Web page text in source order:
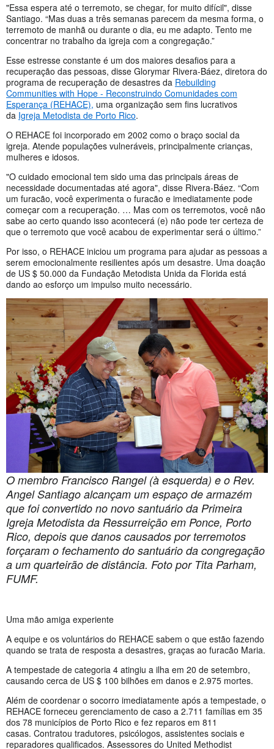
"Essa espera até o terremoto, se chegar, for muito difícil", disse
Santiago. “Mas duas a três semanas parecem da mesma forma, o
terremoto de manhã ou durante o dia, eu me adapto. Tento me
concentrar no trabalho da igreja com a congregação.”
Esse estresse constante é um dos maiores desafios para a
recuperação das pessoas, disse Glorymar Rivera-Báez, diretora do
programa de recuperação de desastres da Rebuilding
Communities with Hope - Reconstruindo Comunidades com
Esperança (REHACE), uma organização sem fins lucrativos
da Igreja Metodista de Porto Rico.
O REHACE foi incorporado em 2002 como o braço social da
igreja. Atende populações vulneráveis, principalmente crianças,
mulheres e idosos.
"O cuidado emocional tem sido uma das principais áreas de
necessidade documentadas até agora", disse Rivera-Báez. “Com
um furacão, você experimenta o furacão e imediatamente pode
começar com a recuperação. … Mas com os terremotos, você não
sabe ao certo quando isso acontecerá (e) não pode ter certeza de
que o terremoto que você acabou de experimentar será o último.”
Por isso, o REHACE iniciou um programa para ajudar as pessoas a
serem emocionalmente resilientes após um desastre. Uma doação
de US $ 50.000 da Fundação Metodista Unida da Florida está
dando ao esforço um impulso muito necessário.
O membro Francisco Rangel (à esquerda) e o Rev.
Angel Santiago alcançam um espaço de armazém
que foi convertido no novo santuário da Primeira
Igreja Metodista da Ressurreição em Ponce, Porto
Rico, depois que danos causados por terremotos
forçaram o fechamento do santuário da congregação
a um quarteirão de distância. Foto por Tita Parham,
FUMF.
Uma mão amiga experiente
A equipe e os voluntários do REHACE sabem o que estão fazendo
quando se trata de resposta a desastres, graças ao furacão Maria.
A tempestade de categoria 4 atingiu a ilha em 20 de setembro,
causando cerca de US $ 100 bilhões em danos e 2.975 mortes.
Além de coordenar o socorro imediatamente após a tempestade, o
REHACE forneceu gerenciamento de caso a 2.711 famílias em 35
dos 78 municípios de Porto Rico e fez reparos em 811
casas. Contratou tradutores, psicólogos, assistentes sociais e
reparadores qualificados. Assessores do United Methodist